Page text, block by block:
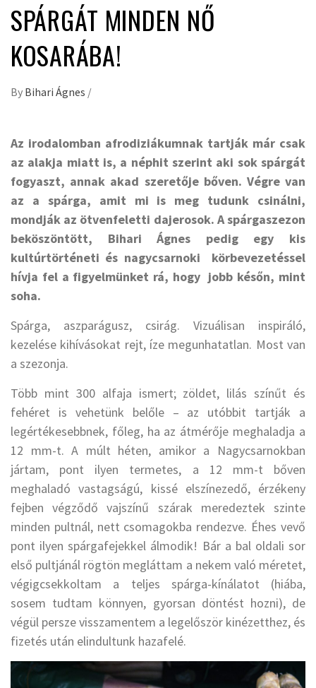
SPÁRGÁT MINDEN NŐ
KOSARÁBA!
By Bihari Ágnes /
Az irodalomban afrodiziákumnak tartják már csak
az alakja miatt is, a néphit szerint aki sok spárgát
fogyaszt, annak akad szeretője bőven. Végre van
az a spárga, amit mi is meg tudunk csinálni,
mondják az ötvenfeletti dajerosok. A spárgaszezon
beköszöntött, Bihari Ágnes pedig egy kis
kultúrtörténeti és nagycsarnoki körbevezetéssel
hívja fel a figyelmünket rá, hogy jobb későn, mint
soha.
Spárga, aszparágusz, csirág. Vizuálisan inspiráló,
kezelése kihívásokat rejt, íze megunhatatlan. Most van
a szezonja.
Több mint 300 alfaja ismert; zöldet, lilás színűt és
fehéret is vehetünk belőle – az utóbbit tartják a
legértékesebbnek, főleg, ha az átmérője meghaladja a
12 mm-t. A múlt héten, amikor a Nagycsarnokban
jártam, pont ilyen termetes, a 12 mm-t bőven
meghaladó vastagságú, kissé elszínezedő, érzékeny
fejben végződő vajszínű szárak meredeztek szinte
minden pultnál, nett csomagokba rendezve. Éhes vevő
pont ilyen spárgafejekkel álmodik! Bár a bal oldali sor
első pultjánál rögtön megláttam a nekem való méretet,
végigcsekkoltam a teljes spárga-kínálatot (hiába,
sosem tudtam könnyen, gyorsan döntést hozni), de
végül persze visszamentem a legelőször kinézetthez, és
fizetés után elindultunk hazafelé.